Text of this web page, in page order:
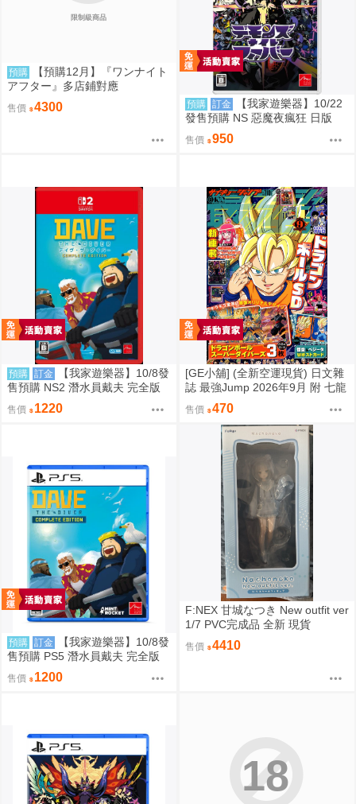
限制級商品
預購
【預購12月】『ワンナイト
アフター』多店鋪對應
售價 4300 預購 訂金
【我家遊樂器】10/22
發售預購 NS 惡魔夜瘋狂 日版
售價 950
預購 訂金
【我家遊樂器】10/8發
售預購 NS2 潛水員戴夫 完全版
售價 1220
[GE小舖] (全新空運現貨) 日文雜
誌 最強Jump 2026年9月 附 七龍
珠 卡片 明信片 七龍珠SD 遊戲王
售價 470
預購 訂金
【我家遊樂器】10/8發
售預購 PS5 潛水員戴夫 完全版
日版
售價 1200
F:NEX 甘城なつき New outfit ver
1/7 PVC完成品 全新 現貨
售價 4410
18